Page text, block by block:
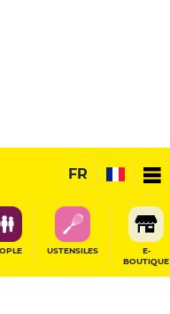
FR
USTENSILES
E-
BOUTIQUE